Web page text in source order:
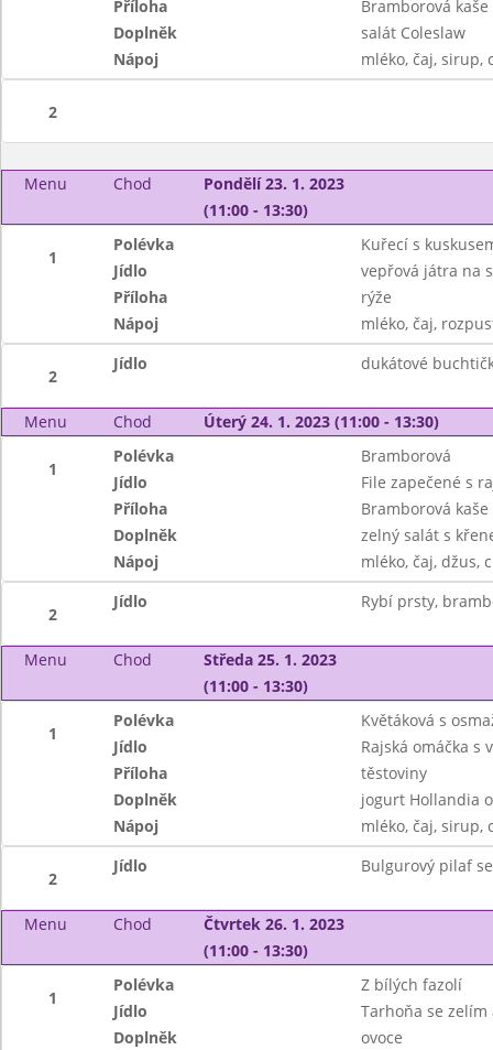
Příloha
Bramborová kaše
Doplněk
salát Coleslaw
Nápoj
mléko, čaj, sirup,
2
Menu Chod
Pondělí 23. 1. 2023
(11:00 - 13:30)
1
Polévka
Kuřecí s
Jídlo
vepřová játra na
Příloha
rýže
Nápoj
mléko, čaj,
2
Jídlo dukátové
Menu Chod Úterý 24. 1. 2023 (11:00 - 13:30)
1
Polévka
Bramborová
Jídlo
File zapečené s
Příloha
Bramborová kaše
Doplněk
zelný salát s
Nápoj
mléko, čaj, džus,
2
Jídlo Rybí prsty,
Menu Chod
Středa 25. 1. 2023
(11:00 - 13:30)
1
Polévka
Květáková s
Jídlo
Rajská omáčka s
Příloha
těstoviny
Doplněk
jogurt Hollandia
Nápoj
mléko, čaj, sirup,
2
Jídlo Bulgurový pilaf
Menu Chod
Čtvrtek 26. 1. 2023
(11:00 - 13:30)
1
Polévka
Z bílých fazolí
Jídlo
Tarhoňa se
Doplněk
ovoce